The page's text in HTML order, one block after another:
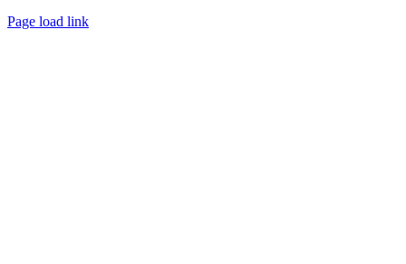
Page load link